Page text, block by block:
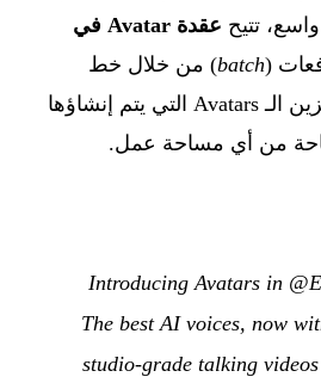
تتيح
عقدة Avatar في
(
batch) من خلال خط
أنابيب واحد. ويتم تخزين الـ Avatars التي يتم إنشاؤها
“Introducing Avatars in
The best AI voices, now
studio-grade talking